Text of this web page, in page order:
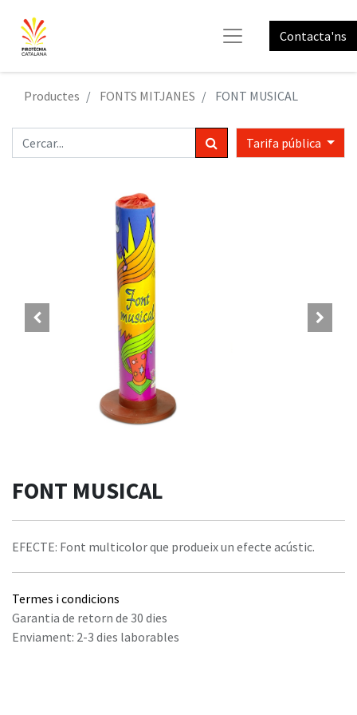
Contacta'ns
Productes FONTS MITJANES FONT MUSICAL
Tarifa pública
FONT MUSICAL
EFECTE: Font multicolor que produeix un efecte acústic.
Termes i condicions
Garantia de retorn de 30 dies
Enviament: 2-3 dies laborables